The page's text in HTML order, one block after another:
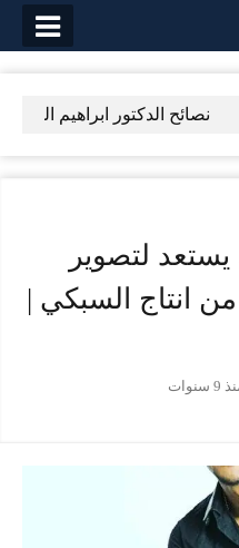
نصائح الدكتور ابراهيم الفقى
لتصوير
من انتاج السبكي |
سنوات